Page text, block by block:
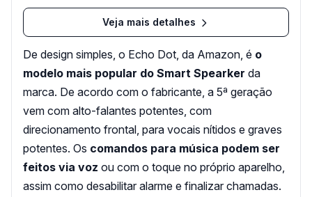
Veja mais detalhes
De design simples, o Echo Dot, da Amazon, é o
modelo mais popular do Smart Spearker da
marca. De acordo com o fabricante, a 5ª geração
vem com alto-falantes potentes, com
direcionamento frontal, para vocais nítidos e graves
potentes. Os comandos para música podem ser
feitos via voz ou com o toque no próprio aparelho,
assim como desabilitar alarme e finalizar chamadas.